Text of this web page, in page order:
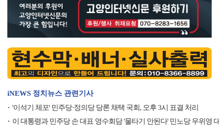
iNEWS 정치뉴스 관련기사
'이석기 체포' 민주당·정의당 당론 채택 국회, 오후 3시 표결 처리
이 대통령과 민주당 손 대표 영수회담 '물타기 안된다' 민노당 우위영